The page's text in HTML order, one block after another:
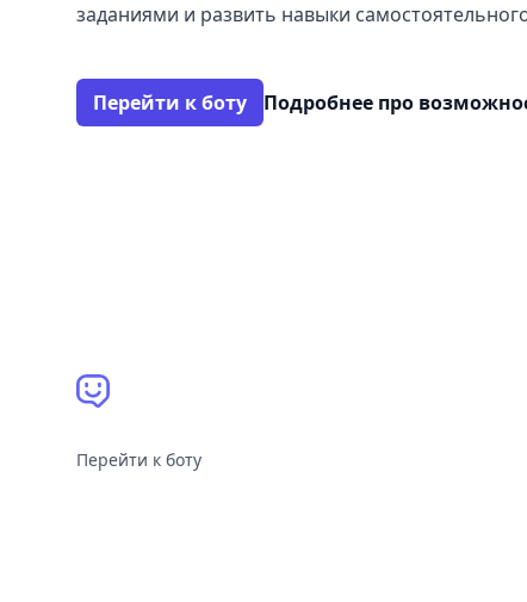
заданиями и развить навыки
Перейти к боту Подробнее про
Перейти к боту